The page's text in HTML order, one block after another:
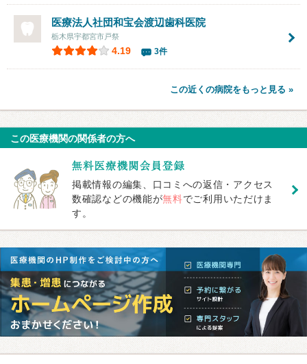
医療法人社団和宝会渡辺歯科医院
栃木県宇都宮市戸祭
4.19 3件
この近くの病院をもっと見る »
この医療機関の関係者の方へ
掲載情報の編集、口コミへの返信・アクセス
数確認などの機能が無料でご利用いただけま
す。